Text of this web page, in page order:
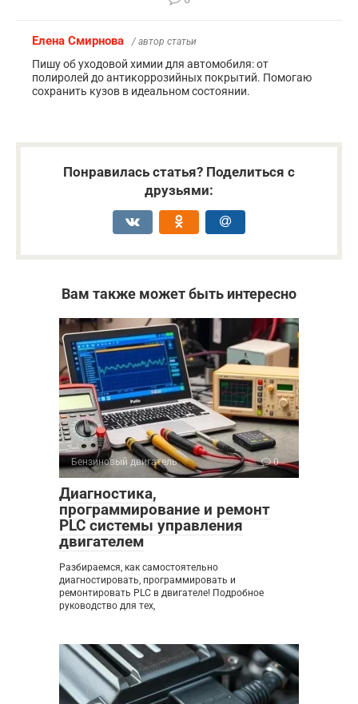
Елена Смирнова / автор статьи
Пишу об уходовой химии для автомобиля: от
полиролей до антикоррозийных покрытий. Помогаю
сохранить кузов в идеальном состоянии.
Понравилась статья? Поделиться с
друзьями:
Вам также может быть интересно
Бензиновый двигатель 0
Диагностика,
программирование и ремонт
PLC системы управления
двигателем
Разбираемся, как самостоятельно
диагностировать, программировать и
ремонтировать PLC в двигателе! Подробное
руководство для тех,